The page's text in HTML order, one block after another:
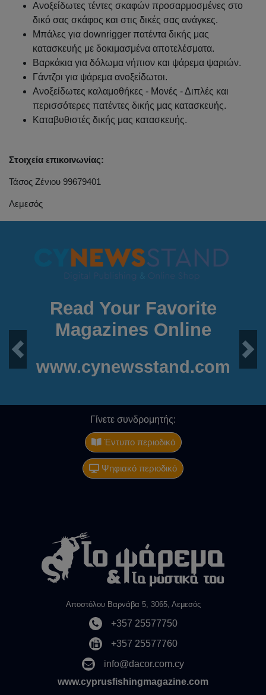
Ανοξείδωτες τέντες σκαφών προσαρμοσμένες στο
δικό σας σκάφος και στις δικές σας ανάγκες.
Μπάλες για downrigger πατέντα δικής μας
κατασκευής με δοκιμασμένα αποτελέσματα.
Βαρκάκια για δόλωμα νήπιον και ψάρεμα ψαριών.
Γάντζοι για ψάρεμα ανοξείδωτοι.
Ανοξείδωτες καλαμοθήκες - Μονές - Διπλές και
περισσότερες πατέντες δικής μας κατασκευής.
Καταβυθιστές δικής μας κατασκευής.
Στοιχεία επικοινωνίας:
Τάσος Ζένιου 99679401
Λεμεσός
Read Your Favorite
Magazines Online
Next
www.cynewsstand.com
Γίνετε συνδρομητής:
Έντυπο περιοδικό
Ψηφιακό περιοδικό
Αποστόλου Βαρνάβα 5, 3065, Λεμεσός
+357 25577750
+357 25577760
info@dacor.com.cy
www.cyprusfishingmagazine.com